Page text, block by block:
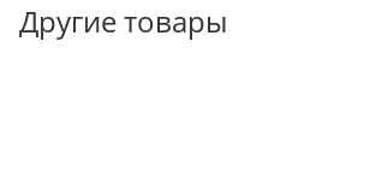
Другие товары